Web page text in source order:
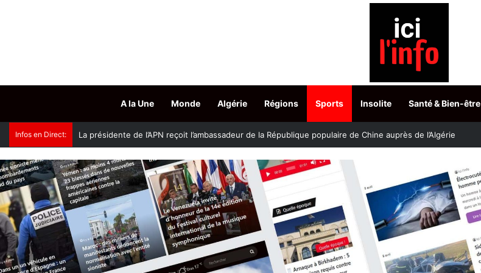
A la Une Monde Algérie Régions Sports Insolite Santé & Bien-être
Infos en Direct: Accès aux grades hospitalo-universitaires : le ministère fixe les dates du choix des postes